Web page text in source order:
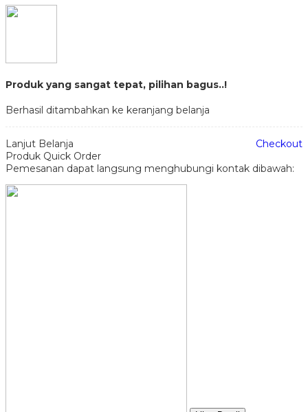
Produk yang sangat tepat, pilihan bagus..!
Berhasil ditambahkan ke keranjang belanja
Lanjut Belanja
Checkout
Produk Quick Order
Pemesanan dapat langsung menghubungi kontak dibawah: